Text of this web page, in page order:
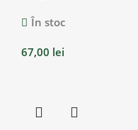
În stoc
67,00 lei